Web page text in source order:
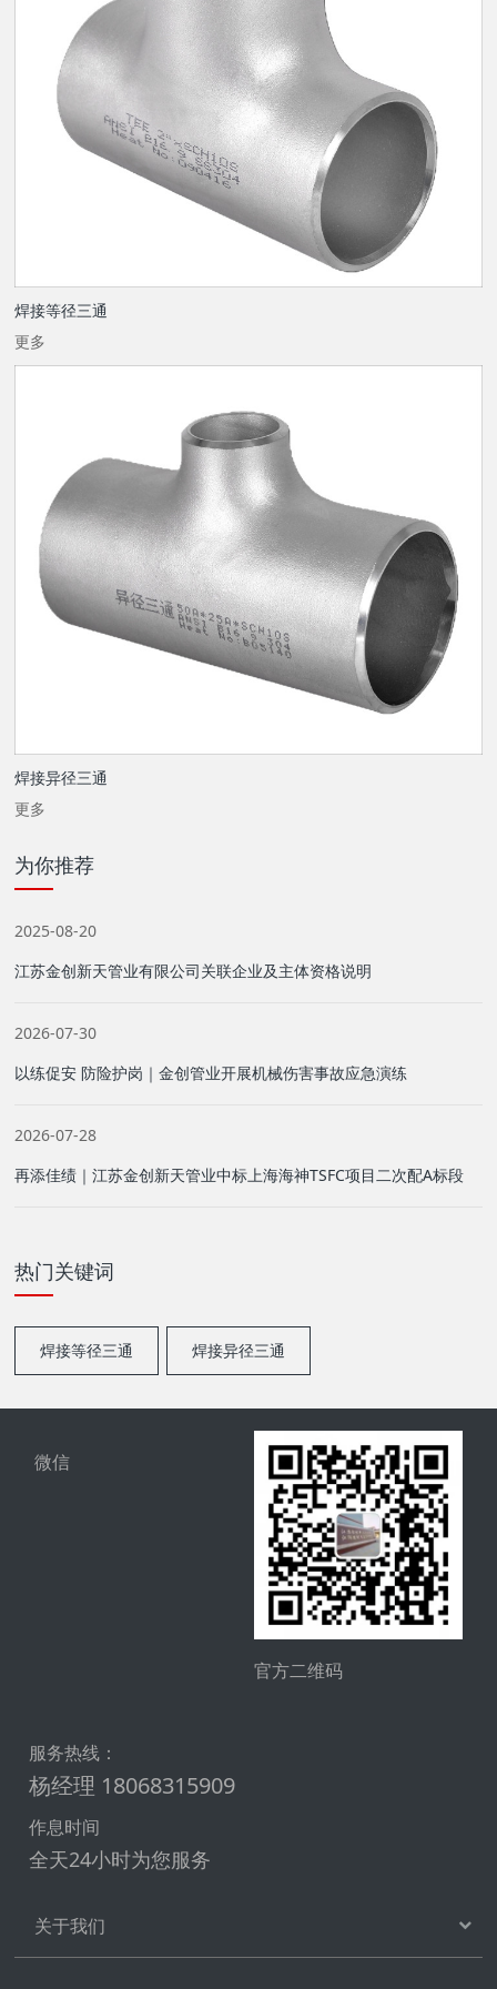
焊接等径三通
更多
焊接异径三通
更多
为你推荐
2025-08-20
江苏金创新天管业有限公司关联企业及主体资格说明
2026-07-30
以练促安 防险护岗｜金创管业开展机械伤害事故应急演练
2026-07-28
再添佳绩｜江苏金创新天管业中标上海海神TSFC项目二次配A标段
热门关键词
焊接等径三通 焊接异径三通
微信
官方二维码
服务热线：
杨经理 18068315909
作息时间
全天24小时为您服务
关于我们